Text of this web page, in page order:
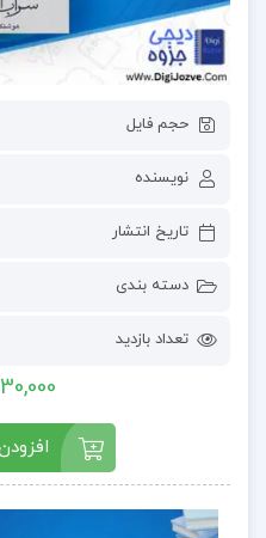
حجم فایل
نویسنده
تاریخ انتشار
دسته بندی
تعداد بازدید
30,000 تومان